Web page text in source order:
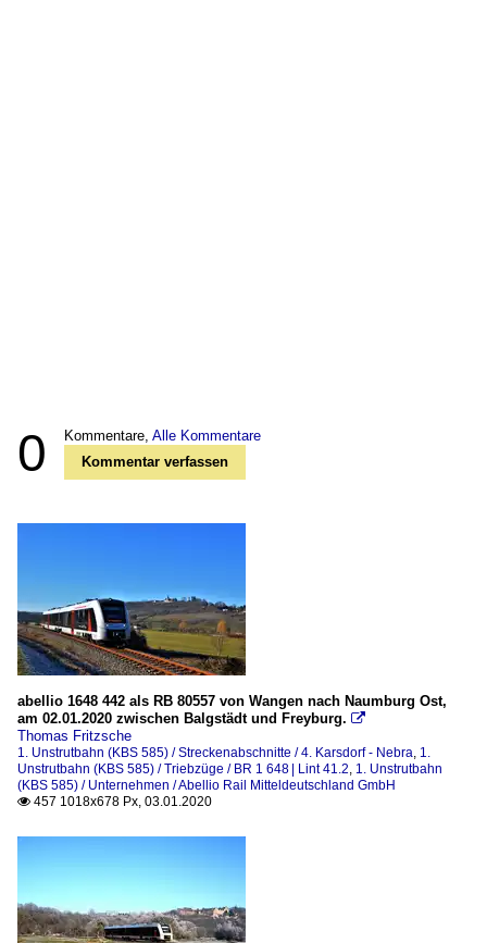
0 Kommentare, Alle Kommentare
Kommentar verfassen
abellio 1648 442 als RB 80557 von Wangen nach Naumburg Ost,
am 02.01.2020 zwischen Balgstädt und Freyburg. 
Thomas Fritzsche
1. Unstrutbahn (KBS 585) / Streckenabschnitte / 4. Karsdorf - Nebra 1.
Unstrutbahn (KBS 585) / Triebzüge / BR 1 648 | Lint 41.2 1. Unstrutbahn
(KBS 585) / Unternehmen / Abellio Rail Mitteldeutschland GmbH
 457 1018x678 Px, 03.01.2020